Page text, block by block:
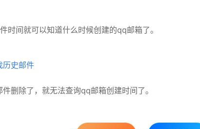
时间就可以知道什么时候创建的qq邮箱了。
历史邮件
删除了，就无法查询qq邮箱创建时间了。